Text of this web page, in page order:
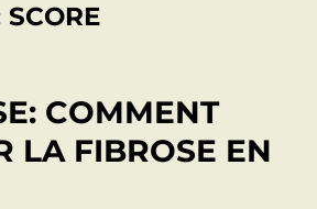
SCORE
COMMENT
LA FIBROSE EN